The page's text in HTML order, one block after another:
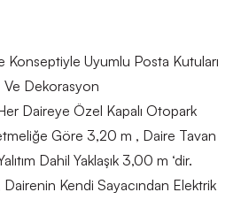
Konseptiyle Uyumlu Posta Kutuları
Ve Dekorasyon
Daireye Özel Kapalı Otopark
Göre 3,20 m , Daire Tavan
Dahil Yaklaşık 3,00 m ‘dir.
Kendi Sayacından Elektrik